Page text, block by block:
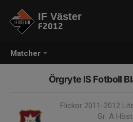
Matcher
IF Väster
F2012
Örgryte IS Fotboll
Flickor 2011-2012
Gr. A Höst